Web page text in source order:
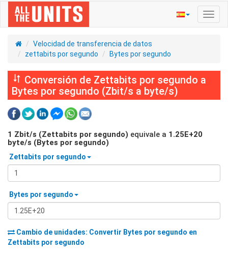
Velocidad de transferencia de datos
zettabits por segundo
Bytes por segundo
Conversión de Zettabits por segundo a
Bytes por segundo (Zbit/s a byte/s)
1 Zbit/s (Zettabits por segundo) equivale a 1.25E+20
byte/s (Bytes por segundo)
Zettabits por segundo
Bytes por segundo
Cambio de unidades: Convertir Bytes por segundo en
Zettabits por segundo